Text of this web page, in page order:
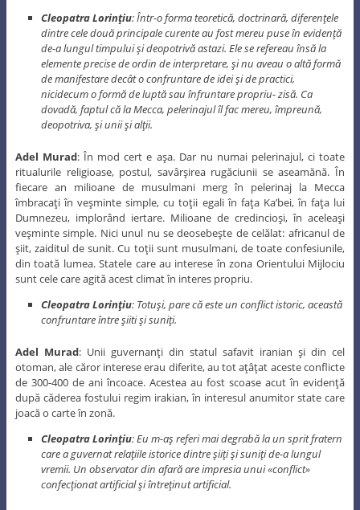
Cleopatra Lorinţiu: Într-o forma teoretică, doctrinară, diferenţele
dintre cele două principale curente au fost mereu puse în evidenţă
de-a lungul timpului şi deopotrivă astazi. Ele se refereau însă la
elemente precise de ordin de interpretare, şi nu aveau o altă formă
de manifestare decât o confruntare de idei şi de practici,
nicidecum o formă de luptă sau înfruntare propriu- zisă. Ca
dovadă, faptul că la Mecca, pelerinajul îl fac mereu, împreună,
deopotriva, şi unii şi alţii.
Adel Murad: În mod cert e aşa. Dar nu numai pelerinajul, ci toate
ritualurile religioase, postul, savârşirea rugăciunii se aseamănă. În
fiecare an milioane de musulmani merg în pelerinaj la Mecca
îmbracaţi în veşminte simple, cu toţii egali în faţa Ka’bei, în faţa lui
Dumnezeu, implorând iertare. Milioane de credincioşi, în aceleaşi
veşminte simple. Nici unul nu se deosebeşte de celălat: africanul de
şiit, zaiditul de sunit. Cu toţii sunt musulmani, de toate confesiunile,
din toată lumea. Statele care au interese în zona Orientului Mijlociu
sunt cele care agită acest climat în interes propriu.
Cleopatra Lorinţiu: Totuşi, pare că este un conflict istoric, această
confruntare între şiiti şi suniţi.
Adel Murad: Unii guvernanţi din statul safavit iranian şi din cel
otoman, ale căror interese erau diferite, au tot aţâţat aceste conflicte
de 300-400 de ani încoace. Acestea au fost scoase acut în evidenţă
după căderea fostului regim irakian, în interesul anumitor state care
joacă o carte în zonă.
Cleopatra Lorinţiu: Eu m-aş referi mai degrabă la un sprit fratern
care a guvernat relaţiile istorice dintre şiiţi şi suniţi de-a lungul
vremii. Un observator din afară are impresia unui «conflict»
confecţionat artificial şi întreţinut artificial.